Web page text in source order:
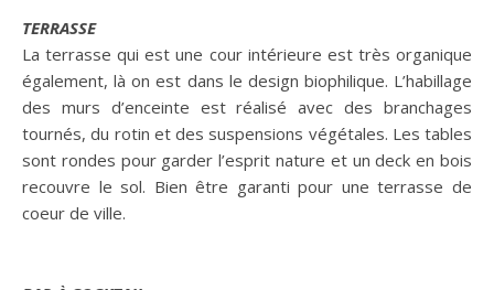
TERRASSE
La terrasse qui est une cour intérieure est très organique
également, là on est dans le design biophilique. L’habillage
des murs d’enceinte est réalisé avec des branchages
tournés, du rotin et des suspensions végétales. Les tables
sont rondes pour garder l’esprit nature et un deck en bois
recouvre le sol. Bien être garanti pour une terrasse de
coeur de ville.